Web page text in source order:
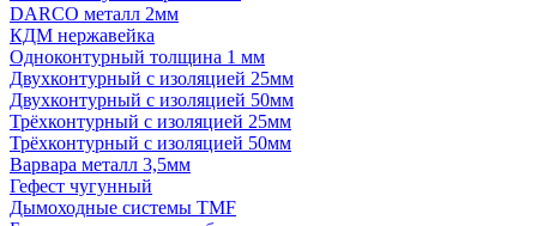
DARCO металл 2мм
КДМ нержавейка
Одноконтурный толщина 1 мм
Двухконтурный с изоляцией 25мм
Двухконтурный с изоляцией 50мм
Трёхконтурный с изоляцией 25мм
Трёхконтурный с изоляцией 50мм
Варвара металл 3,5мм
Гефест чугунный
Дымоходные системы TMF